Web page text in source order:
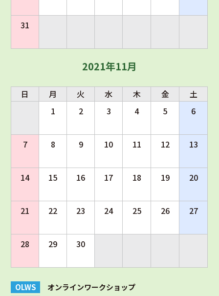
31
2021年11月
日 月 火 水 木 金
土
1
2 3 4 5 6
7 8 9 10 11 12 13
14 15 16 17 18 19 20
21 22 23 24 25 26 27
28 29 30
OLWS
オンラインワークショップ